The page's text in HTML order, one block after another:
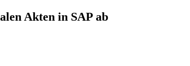
Akten in SAP ab